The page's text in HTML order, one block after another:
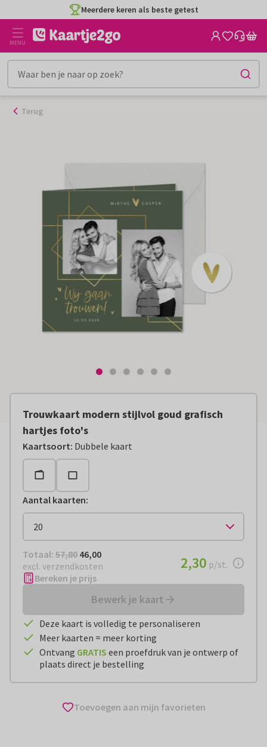
naar
inhoud
Meerdere keren als beste getest
MENU
Terug
Trouwkaart modern stijlvol goud grafisch
hartjes foto's
Kaartsoort: Dubbele kaart
Aantal kaarten:
Totaal: € 46,00
Totaal: 57,80 46,00
excl. verzendkosten
€ 2,30per stuk
2,30 p/st.
Bereken je prijs
Bewerk je kaart
Deze kaart is volledig te personaliseren
Meer kaarten = meer korting
Ontvang GRATIS een proefdruk van je ontwerp of
plaats direct je bestelling
Toevoegen aan mijn favorieten